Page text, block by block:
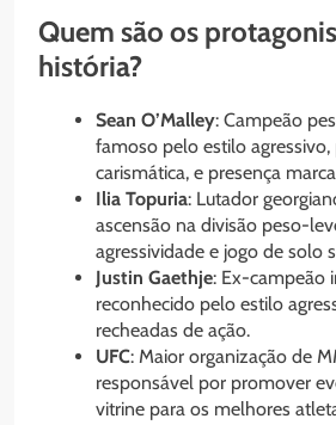
Quem são os
história?
Sean O’Malley: Campeão
famoso pelo estilo
carismática, e presença
Ilia Topuria: Lutador
ascensão na divisão peso-
agressividade e jogo de solo
Justin Gaethje: Ex-campeão
reconhecido pelo estilo
recheadas de ação.
UFC: Maior organização de
responsável por promover
vitrine para os melhores